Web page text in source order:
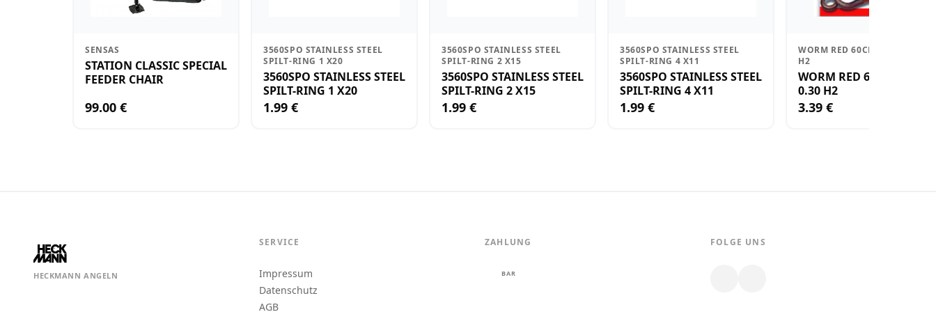
SENSAS
STATION CLASSIC SPECIAL
FEEDER CHAIR
99.00 €
3560SPO STAINLESS STEEL
SPILT-RING 1 X20
3560SPO STAINLESS STEEL
SPILT-RING 1 X20
1.99 €
3560SPO STAINLESS STEEL
SPILT-RING 2 X15
3560SPO STAINLESS STEEL
SPILT-RING 2 X15
1.99 €
3560SPO STAINLESS STEEL
SPILT-RING 4 X11
3560SPO STAINLESS STEEL
SPILT-RING 4 X11
1.99 €
WORM RED 60CM NYLON 0.30
H2
WORM RED 60CM NYLON
0.30 H2
3.39 €
HECKMANN ANGELN
SERVICE
Impressum
Datenschutz
AGB
ZAHLUNG
BAR
FOLGE UNS